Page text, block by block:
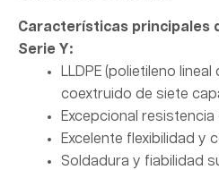
Características principales
Serie Y:
LLDPE (polietileno
coextruido de siete
Excepcional
Excelente flexibilidad y
Soldadura y fiabilidad